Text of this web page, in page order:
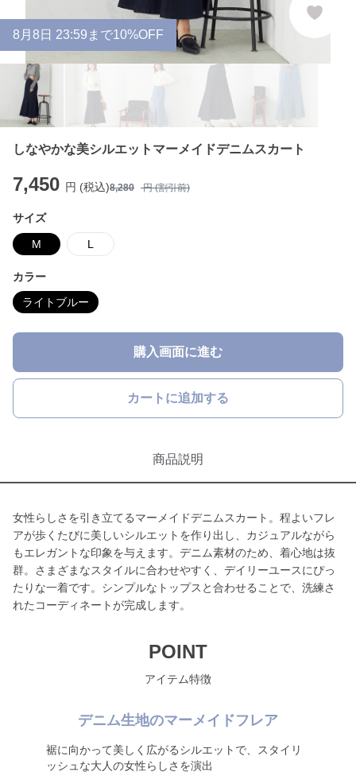
8 月 8 日 23:59まで10%OFF
しなやかな美シルエットマーメイドデニムスカート
7,450 円 (税込)8,280 円 (割引前)
サイズ
M L
カラー
ライトブルー
購入画面に進む
カートに追加する
商品説明
女性らしさを引き立てるマーメイドデニムスカート。程よいフレ
アが歩くたびに美しいシルエットを作り出し、カジュアルながら
もエレガントな印象を与えます。デニム素材のため、着心地は抜
群。さまざまなスタイルに合わせやすく、デイリーユースにぴっ
たりな一着です。シンプルなトップスと合わせることで、洗練さ
れたコーディネートが完成します。
POINT
アイテム特徴
デニム生地のマーメイドフレア
裾に向かって美しく広がるシルエットで、スタイリ
ッシュな大人の女性らしさを演出